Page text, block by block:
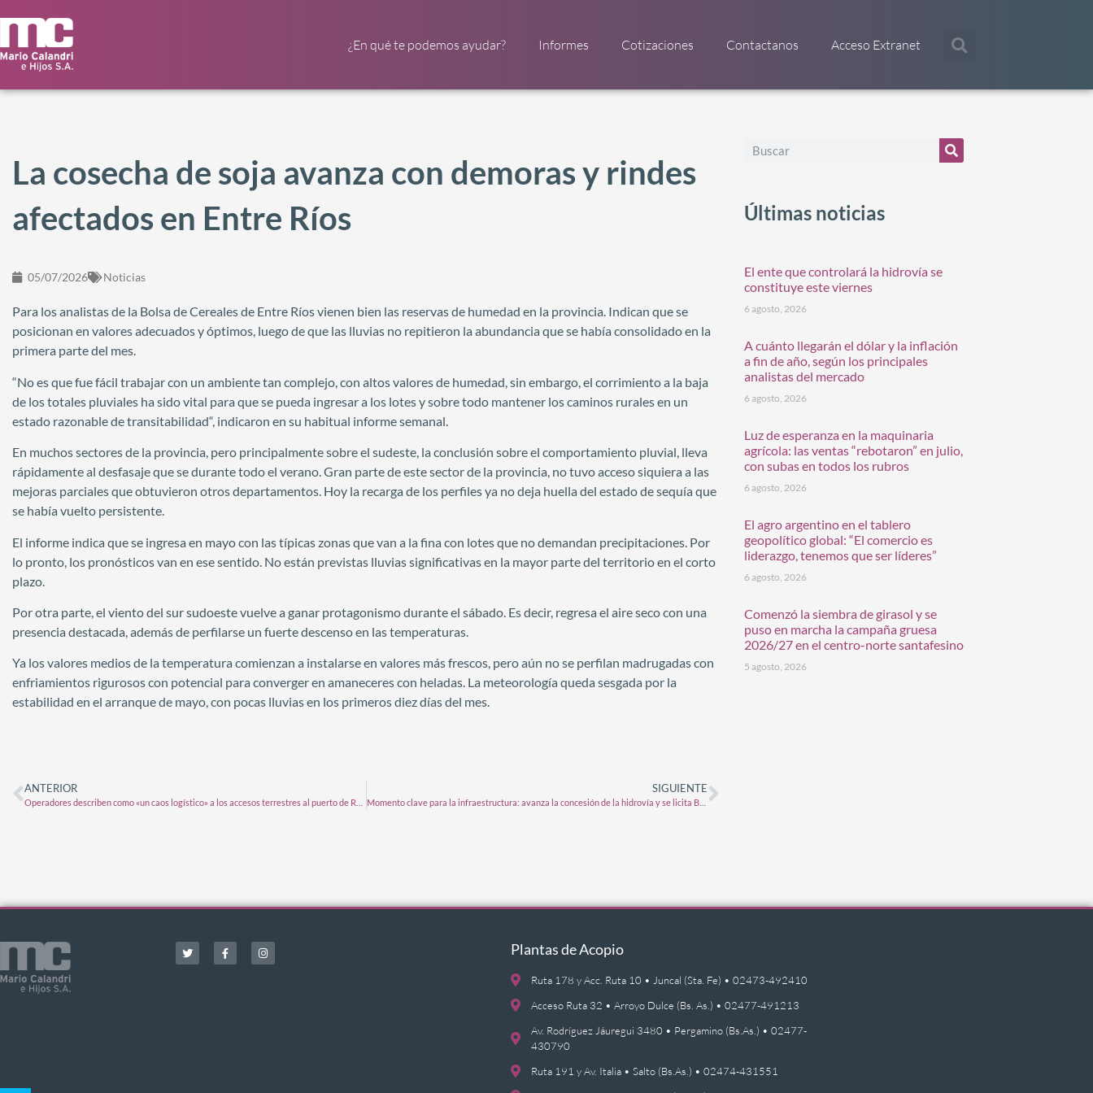
¿En qué te podemos ayudar? Informes Cotizaciones Contactanos Acceso Extranet
La cosecha de soja avanza con demoras y rindes
afectados en Entre Ríos
05/07/2026 Noticias
Para los analistas de la Bolsa de Cereales de Entre Ríos vienen bien las reservas de humedad en la provincia. Indican que se
posicionan en valores adecuados y óptimos, luego de que las lluvias no repitieron la abundancia que se había consolidado en la
primera parte del mes.
“No es que fue fácil trabajar con un ambiente tan complejo, con altos valores de humedad, sin embargo, el corrimiento a la baja
de los totales pluviales ha sido vital para que se pueda ingresar a los lotes y sobre todo mantener los caminos rurales en un
estado razonable de transitabilidad“, indicaron en su habitual informe semanal.
En muchos sectores de la provincia, pero principalmente sobre el sudeste, la conclusión sobre el comportamiento pluvial, lleva
rápidamente al desfasaje que se durante todo el verano. Gran parte de este sector de la provincia, no tuvo acceso siquiera a las
mejoras parciales que obtuvieron otros departamentos. Hoy la recarga de los perfiles ya no deja huella del estado de sequía que
se había vuelto persistente.
El informe indica que se ingresa en mayo con las típicas zonas que van a la fina con lotes que no demandan precipitaciones. Por
lo pronto, los pronósticos van en ese sentido. No están previstas lluvias significativas en la mayor parte del territorio en el corto
plazo.
Por otra parte, el viento del sur sudoeste vuelve a ganar protagonismo durante el sábado. Es decir, regresa el aire seco con una
presencia destacada, además de perfilarse un fuerte descenso en las temperaturas.
Ya los valores medios de la temperatura comienzan a instalarse en valores más frescos, pero aún no se perfilan madrugadas con
enfriamientos rigurosos con potencial para converger en amaneceres con heladas. La meteorología queda sesgada por la
estabilidad en el arranque de mayo, con pocas lluvias en los primeros diez días del mes.
ANTERIOR SIGUIENTE
Momento clave para la infraestructura: avanza la concesión de la hidrovía y se licita Belgrano Cargas
Últimas noticias
El ente que controlará la hidrovía se
constituye este viernes
6 agosto, 2026
A cuánto llegarán el dólar y la inflación
a fin de año, según los principales
analistas del mercado
6 agosto, 2026
Luz de esperanza en la maquinaria
agrícola: las ventas “rebotaron” en julio,
con subas en todos los rubros
6 agosto, 2026
El agro argentino en el tablero
geopolítico global: “El comercio es
liderazgo, tenemos que ser líderes”
6 agosto, 2026
Comenzó la siembra de girasol y se
puso en marcha la campaña gruesa
2026/27 en el centro-norte santafesino
5 agosto, 2026
Plantas de Acopio
Ruta 178 y Acc. Ruta 10 • Juncal (Sta. Fe) • 02473-492410
Acceso Ruta 32 • Arroyo Dulce (Bs. As.) • 02477-491213
Av. Rodríguez Jáuregui 3480 • Pergamino (Bs.As.) • 02477-
430790
Ruta 191 y Av. Italia • Salto (Bs.As.) • 02474-431551